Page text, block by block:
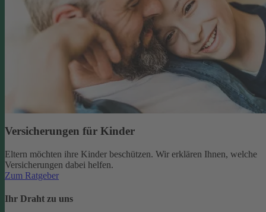
Versicherungen für Kinder
Eltern möchten ihre Kinder beschützen. Wir erklären Ihnen, welche
Versicherungen dabei helfen.
Zum Ratgeber
Ihr Draht zu uns